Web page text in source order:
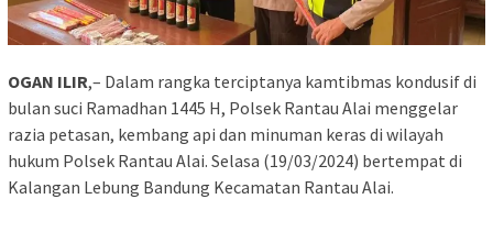
OGAN ILIR,– Dalam rangka terciptanya kamtibmas kondusif di
bulan suci Ramadhan 1445 H, Polsek Rantau Alai menggelar
razia petasan, kembang api dan minuman keras di wilayah
hukum Polsek Rantau Alai. Selasa (19/03/2024) bertempat di
Kalangan Lebung Bandung Kecamatan Rantau Alai.